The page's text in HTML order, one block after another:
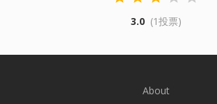
3.0 (1投票)
About